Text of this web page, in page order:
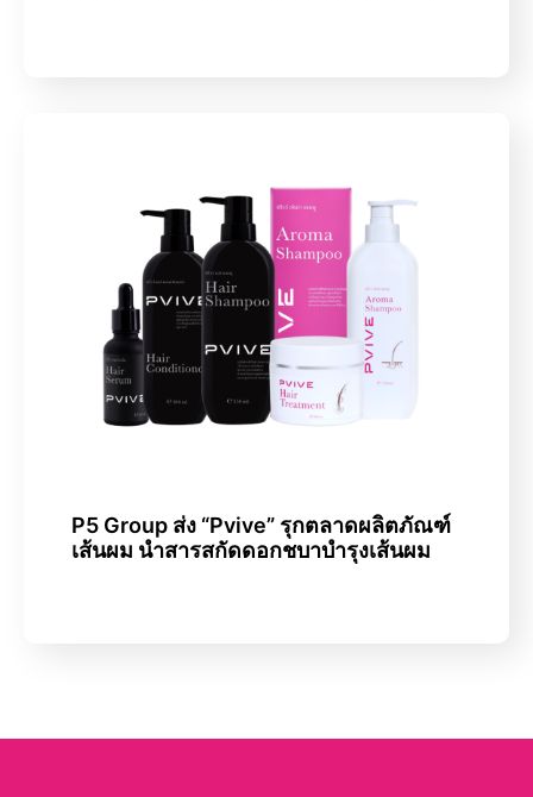
P5 Group ส่ง “Pvive” รุกตลาดผลิตภัณฑ์
เส้นผม นำสารสกัดดอกชบาบำรุงเส้นผม